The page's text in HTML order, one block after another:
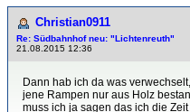
Christian0911
Re: Südbahnhof neu: "Lichtenreuth"
21.08.2015 12:36
Dann hab ich da was
jene Rampen nur aus Holz
muss ich ja sagen das ich die